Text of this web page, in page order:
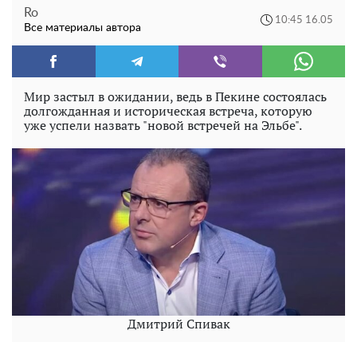
Ro
Все материалы автора
10:45 16.05
Мир застыл в ожидании, ведь в Пекине состоялась
долгожданная и историческая встреча, которую
уже успели назвать "новой встречей на Эльбе".
Дмитрий Спивак